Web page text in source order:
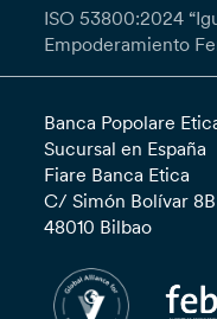
ISO 53800:2024
Empoderamiento
Banca Popolare
Sucursal en España
Fiare Banca Etica
C/ Simón Bolívar 8B
48010 Bilbao